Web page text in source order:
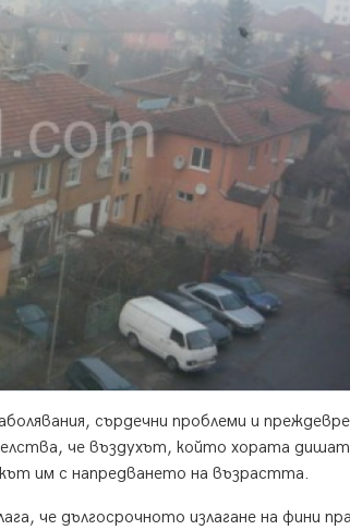
сърдечни проблеми и
че въздухът, който хората
им с напредването на възрастта.
че дългосрочното излагане на фини